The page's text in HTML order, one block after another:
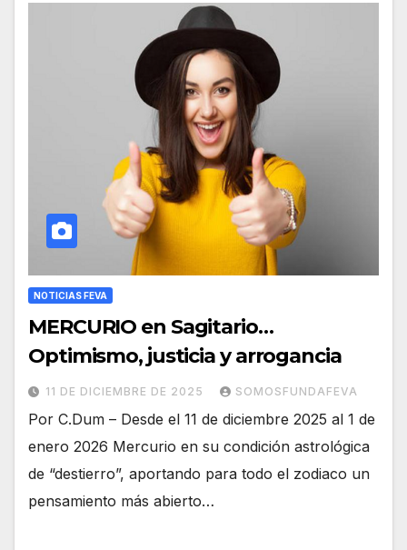
NOTICIAS FEVA
MERCURIO en Sagitario…
Optimismo, justicia y arrogancia
11 DE DICIEMBRE DE 2025 SOMOSFUNDAFEVA
Por C.Dum – Desde el 11 de diciembre 2025 al 1 de
enero 2026 Mercurio en su condición astrológica
de “destierro”, aportando para todo el zodiaco un
pensamiento más abierto…